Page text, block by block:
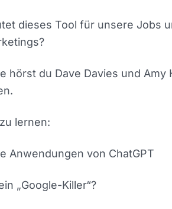
dieses Tool für unsere Jobs
hörst du Dave Davies und Amy
lernen:
Anwendungen von ChatGPT
„Google-Killer“?